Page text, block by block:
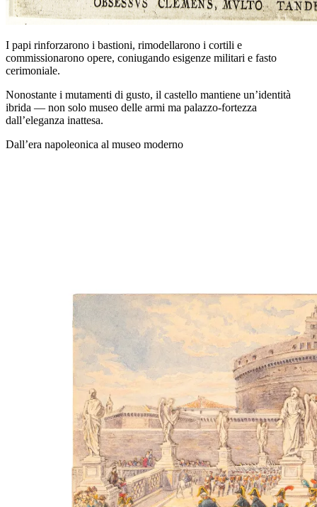
I papi rinforzarono i bastioni, rimodellarono i cortili e
commissionarono opere, coniugando esigenze militari e fasto
cerimoniale.
Nonostante i mutamenti di gusto, il castello mantiene un’identità
ibrida — non solo museo delle armi ma palazzo‑fortezza
dall’eleganza inattesa.
Dall’era napoleonica al museo moderno